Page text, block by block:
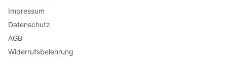
Impressum
Datenschutz
AGB
Widerrufsbelehrung